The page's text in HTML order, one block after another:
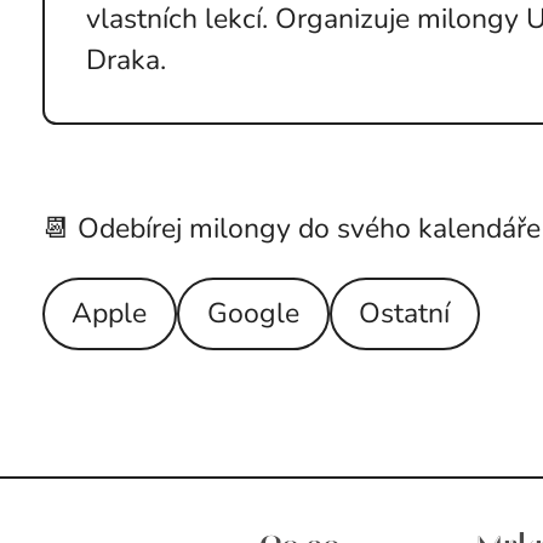
vlastních lekcí. Organizuje milongy
Draka.
📆 Odebírej milongy do svého kalendáře
Apple Google Ostatní